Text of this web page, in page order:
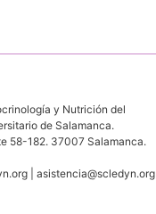
y Nutrición del
de Salamanca.
58-182. 37007 Salamanca.
| asistencia@scledyn.org